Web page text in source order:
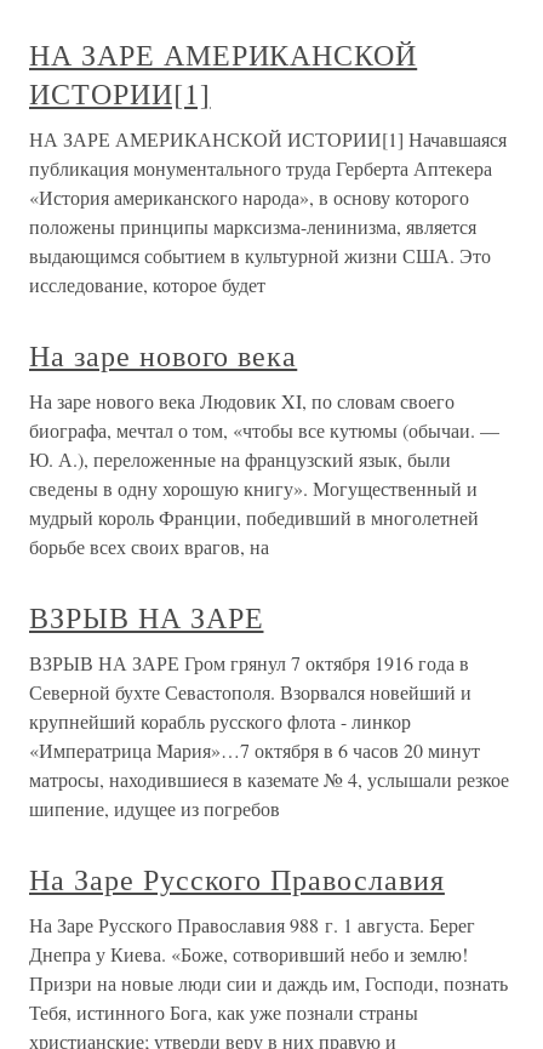
НА ЗАРЕ АМЕРИКАНСКОЙ
ИСТОРИИ[1]
НА ЗАРЕ АМЕРИКАНСКОЙ ИСТОРИИ[1] Начавшаяся
публикация монументального труда Герберта Аптекера
«История американского народа», в основу которого
положены принципы марксизма-ленинизма, является
выдающимся событием в культурной жизни США. Это
исследование, которое будет
На заре нового века
На заре нового века Людовик XI, по словам своего
биографа, мечтал о том, «чтобы все кутюмы (обычаи. —
Ю. А.), переложенные на французский язык, были
сведены в одну хорошую книгу». Могущественный и
мудрый король Франции, победивший в многолетней
борьбе всех своих врагов, на
ВЗРЫВ НА ЗАРЕ
ВЗРЫВ НА ЗАРЕ Гром грянул 7 октября 1916 года в
Северной бухте Севастополя. Взорвался новейший и
крупнейший корабль русского флота - линкор
«Императрица Мария»…7 октября в 6 часов 20 минут
матросы, находившиеся в каземате № 4, услышали резкое
шипение, идущее из погребов
На Заре Русского Православия
На Заре Русского Православия 988 г. 1 августа. Берег
Днепра у Киева. «Боже, сотворивший небо и землю!
Призри на новые люди сии и даждь им, Господи, познать
Тебя, истинного Бога, как уже познали страны
христианские; утверди веру в них правую и